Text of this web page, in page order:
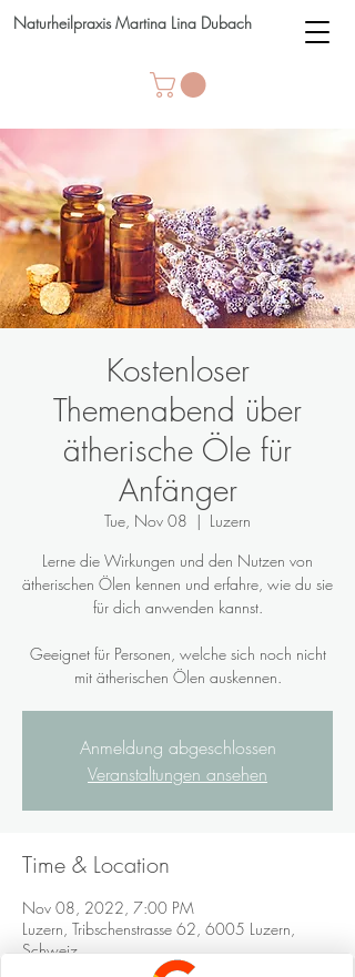
Naturheilpraxis Martina Lina Dubach
Kostenloser
Themenabend über
ätherische Öle für
Anfänger
Tue, Nov 08
  |
Luzern
Lerne die Wirkungen und den Nutzen von
ätherischen Ölen kennen und erfahre, wie du sie
für dich anwenden kannst.
Geeignet für Personen, welche sich noch nicht
mit ätherischen Ölen auskennen.
Anmeldung abgeschlossen
Veranstaltungen ansehen
Time & Location
Nov 08, 2022, 7:00 PM
Luzern, Tribschenstrasse 62, 6005 Luzern,
Schweiz